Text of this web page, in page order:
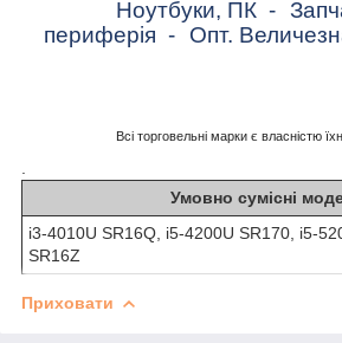
Ноутбуки, ПК -
периферія - Опт.
Всі торговельні марки є власністю
Умовно сумісні
i3-4010U SR16Q, i5-4200U SR170, i5-
SR16Z
Приховати